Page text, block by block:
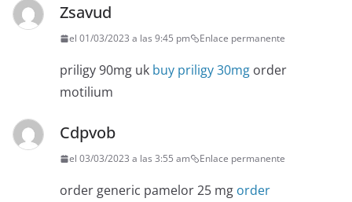
Zsavud
el 01/03/2023 a las 9:45 pm Enlace permanente
priligy 90mg uk buy priligy 30mg order
motilium
Cdpvob
el 03/03/2023 a las 3:55 am Enlace permanente
order generic pamelor 25 mg order